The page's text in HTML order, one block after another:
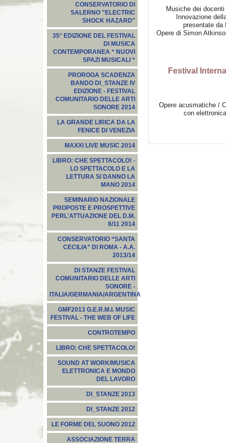
CONSERVATORIO DI
SALERNO "ELECTRIC
SHOCK HAZARD"
35° EDIZIONE DEL FESTIVAL
DI MUSICA
CONTEMPORANEA “ NUOVI
SPAZI MUSICALI “
PROROGA SCADENZA
BANDO DI_STANZE IV
EDIZIONE - FESTIVAL
COMUNITARIO DELLE ARTI
SONORE 2014
LA GRANDE LIRICA DA LA
FENICE DI VENEZIA
MAXXI LIVE MUSIC 2014
LIBRO: CHE SPETTACOLO! -
LO SPETTACOLO E LA
LETTURA SI DANNO LA
MANO 2014
SEMINARIO NAZIONALE
PROPOSTE E PROSPETTIVE
PERL'ATTUAZIONE DEL D.M.
8/11 2014
CONSERVATORIO “SANTA
CECILIA” DI ROMA - A.A.
2013/14
DI STANZE FESTIVAL
COMUNITARIO DELLE ARTI
SONORE -
ITALIA/GERMANIA/ARGENTINA
GMF2013 G.E.R.M.I. MUSIC
FESTIVAL - THE WEB OF LIFE
CONTROTEMPO
LIBRO: CHE SPETTACOLO!
SOUND AT WORK/MUSICA
ELETTRONICA E MONDO
DEL LAVORO
DI_STANZE 2013
DI_STANZE 2012
LE FORME DEL SUONO 2012
ASSOCIAZIONE TERRA
Musiche dei
Innovazione
presentate da
Opere di Simon
Festival
Opere acusmatiche /
con